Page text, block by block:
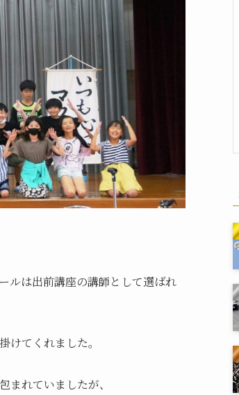
ルは出前講座の講師として選ばれ
てくれました。
れていましたが、